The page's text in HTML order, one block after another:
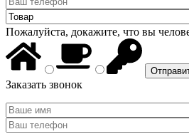
Пожалуйста, докажите, что вы
Заказать звонок